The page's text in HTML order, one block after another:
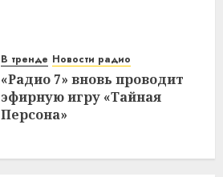
В тренде Новости радио
«Радио 7» вновь проводит
эфирную игру «Тайная
Персона»